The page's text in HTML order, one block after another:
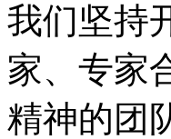
我们坚持
家、专家
精神的团